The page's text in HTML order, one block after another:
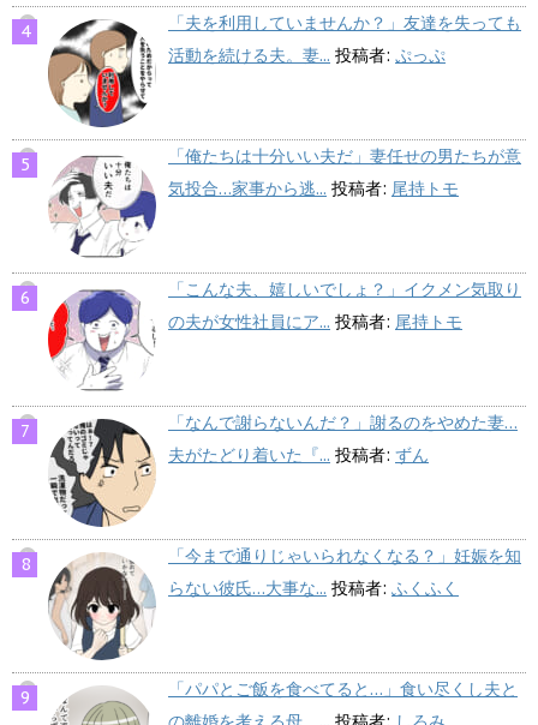
「夫を利用していませんか？」友達を失っても
活動を続ける夫。妻... 投稿者: ぷっぷ
「俺たちは十分いい夫だ」妻任せの男たちが意
気投合…家事から逃... 投稿者: 尾持トモ
「こんな夫、嬉しいでしょ？」イクメン気取り
の夫が女性社員にア... 投稿者: 尾持トモ
「なんで謝らないんだ？」謝るのをやめた妻…
夫がたどり着いた『... 投稿者: ずん
「今まで通りじゃいられなくなる？」妊娠を知
らない彼氏…大事な... 投稿者: ふくふく
「パパとご飯を食べてると…」食い尽くし夫と